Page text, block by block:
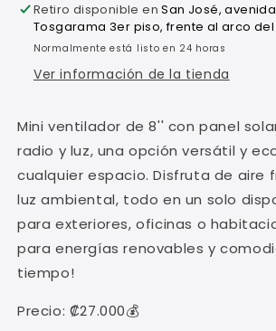
radio
y
luz
8&#39;&#39;
radio
y
luz
8&#39;&#39;
Retiro disponible enSan José,
Tosgarama 3er piso, frente al arco del
Normalmente está listo en 24 horas
Ver información de la tienda
Mini ventilador de 8'' con panel
radio y luz, una opción versátil y
cualquier espacio. Disfruta de aire
luz ambiental, todo en un solo
para exteriores, oficinas o
para energías renovables y
tiempo!
Precio: ₡27.000💰